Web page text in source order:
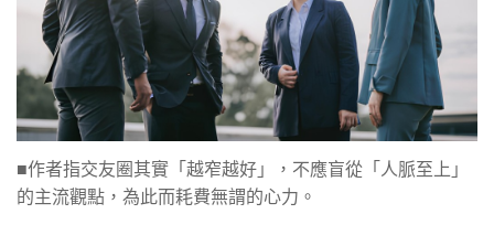
■作者指交友圈其實「越窄越好」，不應盲從「人脈至上」
的主流觀點，為此而耗費無謂的心力。